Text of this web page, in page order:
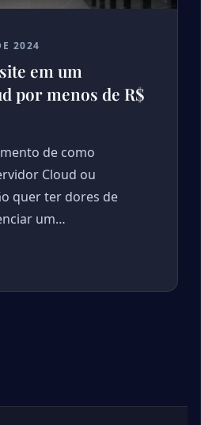
2024
em um
por menos de R$
de como
Cloud ou
quer ter dores de
um…